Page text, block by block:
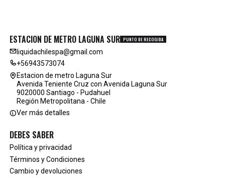
ESTACION DE METRO LAGUNA SUR PUNTO DE RECOGIDA
liquidachilespa@gmail.com
+56943573074
Estacion de metro Laguna Sur
Avenida Teniente Cruz con Avenida Laguna Sur
9020000 Santiago - Pudahuel
Región Metropolitana - Chile
Ver más detalles
DEBES SABER
Política y privacidad
Términos y Condiciones
Cambio y devoluciones